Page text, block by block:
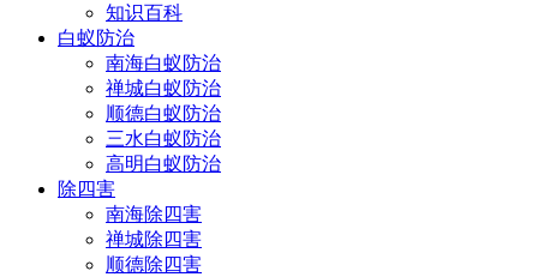
知识百科
白蚁防治
南海白蚁防治
禅城白蚁防治
顺德白蚁防治
三水白蚁防治
高明白蚁防治
除四害
南海除四害
禅城除四害
顺德除四害